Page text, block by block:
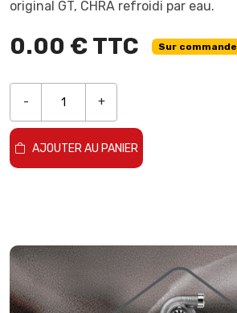
original GT, CHRA refroidi par eau.
0.00 € TTC Sur commande
- +
AJOUTER AU PANIER